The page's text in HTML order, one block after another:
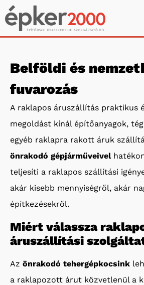
Belföldi és
fuvarozás
A raklapos áruszállítás praktikus
megoldást kínál építőanyagok,
egyéb raklapra rakott áruk
önrakodó gépjárműveivel
teljesíti a raklapos szállítási
akár kisebb mennyiségről, akár
építkezésekről.
Miért válassza
áruszállítási
Az önrakodó tehergépkocsink
a raklapozott árut közvetlenül a